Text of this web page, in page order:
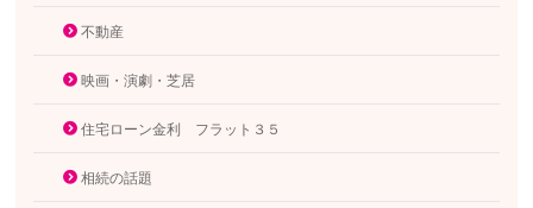
不動産
映画・演劇・芝居
住宅ローン金利 フラット３５
相続の話題